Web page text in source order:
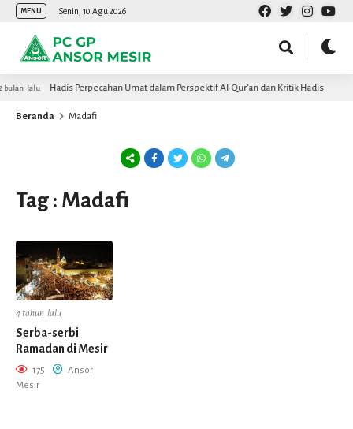
MENU Senin, 10 Agu 2026
lalu Hadis Perpecahan Umat dalam Perspektif Al-Qur’an dan Kritik Hadis
Beranda Madafi
Tag : Madafi
4 tahun lalu
Serba-serbi
Ramadan di Mesir
175
Ansor
Mesir